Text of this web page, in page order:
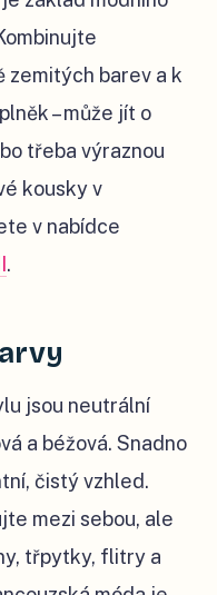
zemitých barev a k
– může jít o
třeba výraznou
kousky v
v nabídce
.
jsou neutrální
a béžová. Snadno
čistý vzhled.
mezi sebou, ale
třpytky, flitry a